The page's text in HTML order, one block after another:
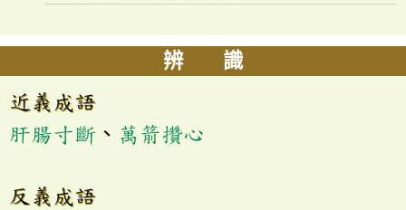
辨 識
近義成語
肝腸寸斷 、 萬箭攢心
反義成語